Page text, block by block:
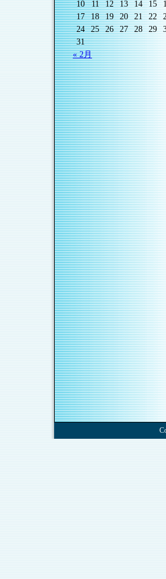
10
11 12 13 14 15
17
18 19 20 21 22
24
25 26 27 28 29
31
« 2月